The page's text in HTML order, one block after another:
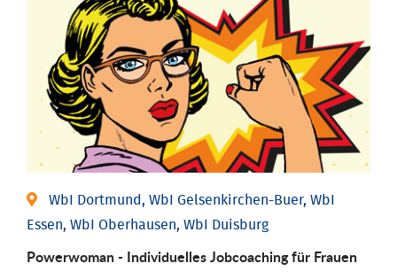
WbI Dortmund, WbI Gelsenkirchen-Buer, WbI
Essen, WbI Oberhausen, WbI Duisburg
Powerwoman - Individu­elles Job­coaching für Frauen